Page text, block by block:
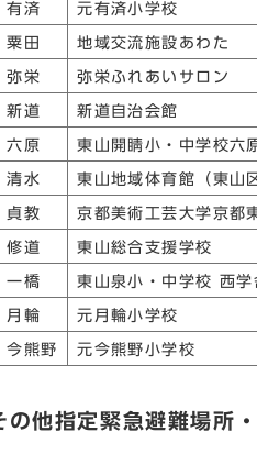
有済 元有済小学校
粟田 地域交流施設あわた
弥栄 弥栄ふれあいサロン
新道 新道自治会館
六原 東山開睛小・中学校六
清水 東山地域体育館（東山
貞教 京都美術工芸大学京都
修道 東山総合支援学校
一橋 東山泉小・中学校 西学
月輪 元月輪小学校
今熊野 元今熊野小学校
の他指定緊急避難場所